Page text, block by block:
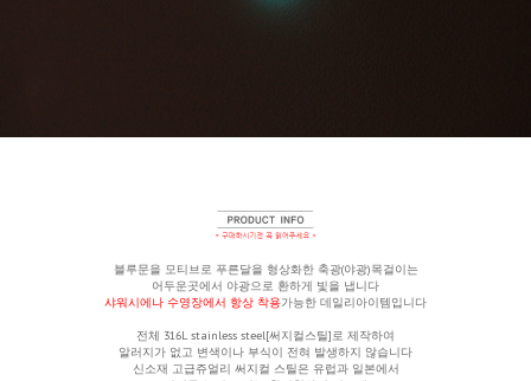
블루문을 모티브로 푸른달을 형상화한 축광(야광)목걸이는
어두운곳에서 야광으로 환하게 빛을 냅니다
샤워시에나 수영장에서 항상 착용가능한 데일리아이템입니다
전체 316L stainless steel[써지컬스틸]로 제작하여
알러지가 없고 변색이나 부식이 전혀 발생하지 않습니다
신소재 고급쥬얼리 써지컬 스틸은 유럽과 일본에서